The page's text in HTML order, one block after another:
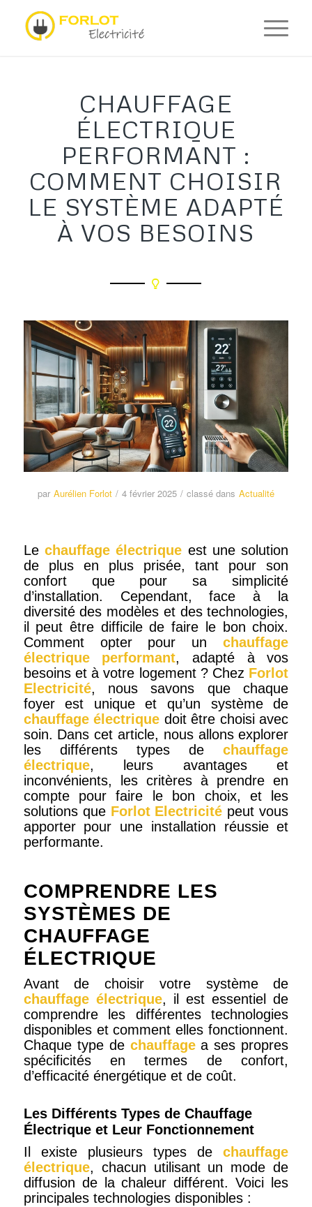
CHAUFFAGE
ÉLECTRIQUE
PERFORMANT :
COMMENT CHOISIR
LE SYSTÈME ADAPTÉ
À VOS BESOINS
par Aurélien Forlot / 4 février 2025 / classé dans Actualité
Le chauffage électrique est une solution
de plus en plus prisée, tant pour son
confort que pour sa simplicité
d’installation. Cependant, face à la
diversité des modèles et des technologies,
il peut être difficile de faire le bon choix.
Comment opter pour unchauffage
électrique performant, adapté à vos
besoins et à votre logement ? Chez Forlot
Electricité, nous savons que chaque
foyer est unique et qu’un système de
chauffage électrique doit être choisi avec
soin. Dans cet article, nous allons explorer
les différents types dechauffage
électrique, leurs avantages et
inconvénients, les critères à prendre en
compte pour faire le bon choix, et les
solutions que Forlot Electricité peut vous
apporter pour une installation réussie et
performante.
COMPRENDRE LES
SYSTÈMES DE
CHAUFFAGE
ÉLECTRIQUE
Avant de choisir votre système de
chauffage électrique, il est essentiel de
comprendre les différentes technologies
disponibles et comment elles fonctionnent.
Chaque type de chauffagea ses propres
spécificités en termes de confort,
d’efficacité énergétique et de coût.
Les Différents Types de Chauffage
Électrique et Leur Fonctionnement
Il existe plusieurs types dechauffage
électrique, chacun utilisant un mode de
diffusion de la chaleur différent. Voici les
principales technologies disponibles :